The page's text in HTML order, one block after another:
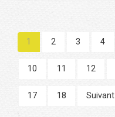
1 2 3 4
10 11 12
17 18 Suivant